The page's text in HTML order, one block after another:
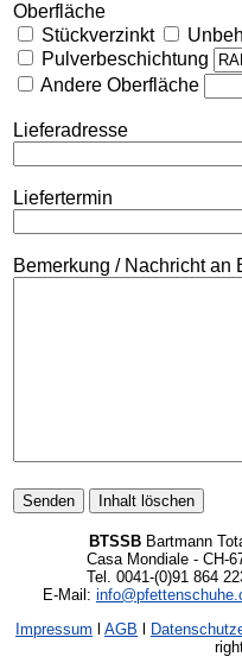
Oberfläche
Stückverzinkt
Pulverbeschichtung
Andere Oberfläche
Lieferadresse
Liefertermin
Bemerkung / Nachricht an
BTSSBBartmann
Casa Mondiale - CH-
Tel. 0041-(0)91 864
E-Mail:
Impressum l AGB l